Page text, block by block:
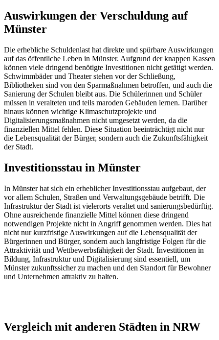
Auswirkungen der Verschuldung auf
Münster
Die erhebliche Schuldenlast hat direkte und spürbare Auswirkungen
auf das öffentliche Leben in Münster. Aufgrund der knappen Kassen
können viele dringend benötigte Investitionen nicht getätigt werden.
Schwimmbäder und Theater stehen vor der Schließung,
Bibliotheken sind von den Sparmaßnahmen betroffen, und auch die
Sanierung der Schulen bleibt aus. Die Schülerinnen und Schüler
müssen in veralteten und teils maroden Gebäuden lernen. Darüber
hinaus können wichtige Klimaschutzprojekte und
Digitalisierungsmaßnahmen nicht umgesetzt werden, da die
finanziellen Mittel fehlen. Diese Situation beeinträchtigt nicht nur
die Lebensqualität der Bürger, sondern auch die Zukunftsfähigkeit
der Stadt.
Investitionsstau in Münster
In Münster hat sich ein erheblicher Investitionsstau aufgebaut, der
vor allem Schulen, Straßen und Verwaltungsgebäude betrifft. Die
Infrastruktur der Stadt ist vielerorts veraltet und sanierungsbedürftig.
Ohne ausreichende finanzielle Mittel können diese dringend
notwendigen Projekte nicht in Angriff genommen werden. Dies hat
nicht nur kurzfristige Auswirkungen auf die Lebensqualität der
Bürgerinnen und Bürger, sondern auch langfristige Folgen für die
Attraktivität und Wettbewerbsfähigkeit der Stadt. Investitionen in
Bildung, Infrastruktur und Digitalisierung sind essentiell, um
Münster zukunftssicher zu machen und den Standort für Bewohner
und Unternehmen attraktiv zu halten.
Vergleich mit anderen Städten in NRW